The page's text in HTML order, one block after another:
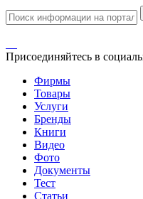
Присоединяйтесь в
Фирмы
Товары
Услуги
Бренды
Книги
Видео
Фото
Документы
Тест
Статьи